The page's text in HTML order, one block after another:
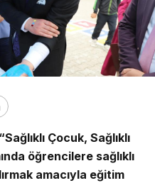
Çocuk, Sağlıklı
öğrencilere sağlıklı
amacıyla eğitim